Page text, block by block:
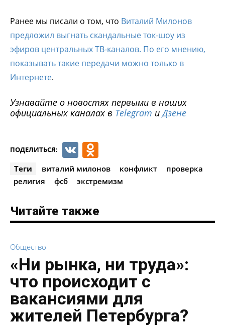
Ранее мы писали о том, что Виталий Милонов
предложил выгнать скандальные ток-шоу из
эфиров центральных ТВ-каналов. По его мнению,
показывать такие передачи можно только в
Интернете.
Узнавайте о новостях первыми в наших
официальных каналах в Telegram иДзене
ПОДЕЛИТЬСЯ: VK
Теги виталий милонов конфликт
проверка
религия
фсб экстремизм
Читайте также
Общество
«Ни рынка, ни труда»:
что происходит с
вакансиями для
жителей Петербурга?